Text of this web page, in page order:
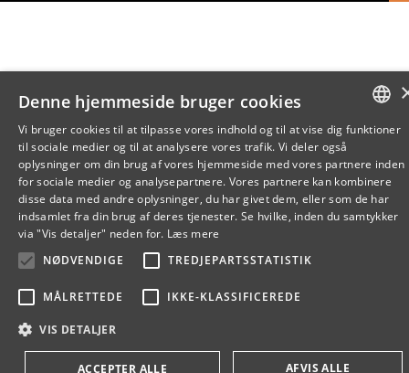
ENGLISH
Denne hjemmeside bruger cookies
Vi bruger cookies til at tilpasse vores indhold og til at vise dig funktioner
til sociale medier og til at analysere vores trafik. Vi deler også
oplysninger om din brug af vores hjemmeside med vores partnere inden
for sociale medier og analysepartnere. Vores partnere kan kombinere
disse data med andre oplysninger, du har givet dem, eller som de har
indsamlet fra din brug af deres tjenester. Se hvilke, inden du samtykker
via "Vis detaljer" neden for. Læs mere
NØDVENDIGE
TREDJEPARTSSTATISTIK
MÅLRETTEDE IKKE-KLASSIFICEREDE
VIS DETALJER
ACCEPTER ALLE AFVIS ALLE